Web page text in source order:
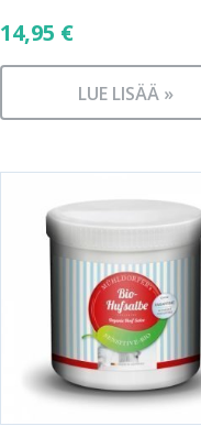
14,95 €
LUE LISÄÄ »